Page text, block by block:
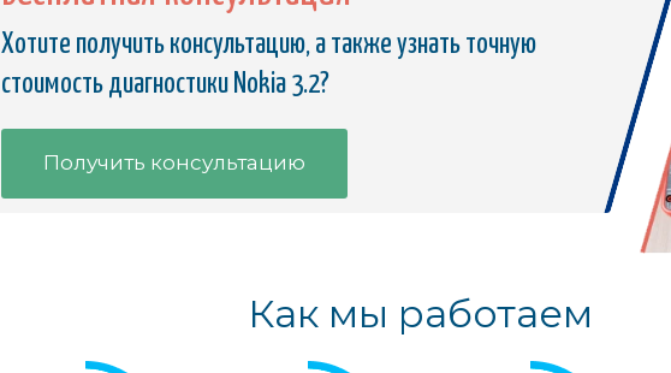
Хотите получить консультацию, а также узнать точную
стоимость диагностики Nokia 3.2?
Получить консультацию
Как мы работаем